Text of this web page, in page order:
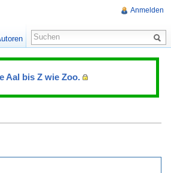
Aal bis Z wie Zoo.
Anmelden